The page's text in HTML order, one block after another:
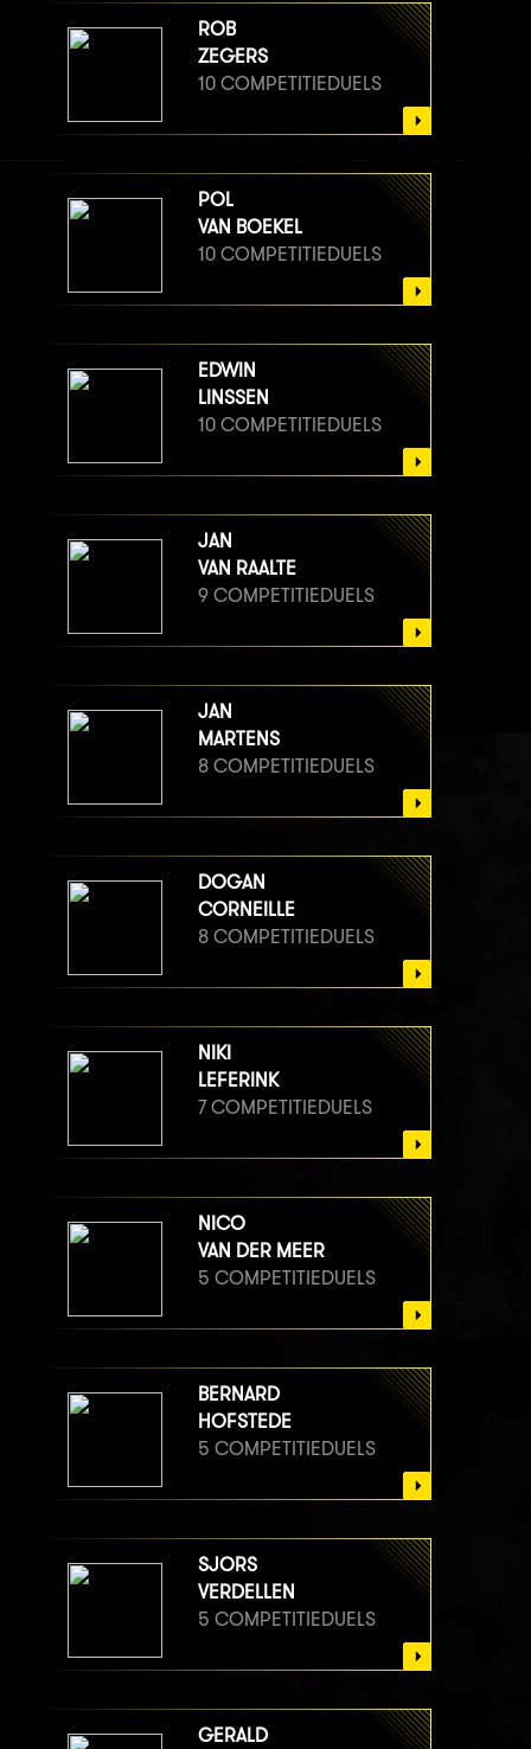
ROB
ZEGERS
10 COMPETITIEDUELS
POL
VAN BOEKEL
10 COMPETITIEDUELS
EDWIN
LINSSEN
10 COMPETITIEDUELS
JAN
VAN RAALTE
9 COMPETITIEDUELS
JAN
MARTENS
8 COMPETITIEDUELS
DOGAN
CORNEILLE
8 COMPETITIEDUELS
NIKI
LEFERINK
7 COMPETITIEDUELS
NICO
VAN DER MEER
5 COMPETITIEDUELS
BERNARD
HOFSTEDE
5 COMPETITIEDUELS
SJORS
VERDELLEN
5 COMPETITIEDUELS
GERALD